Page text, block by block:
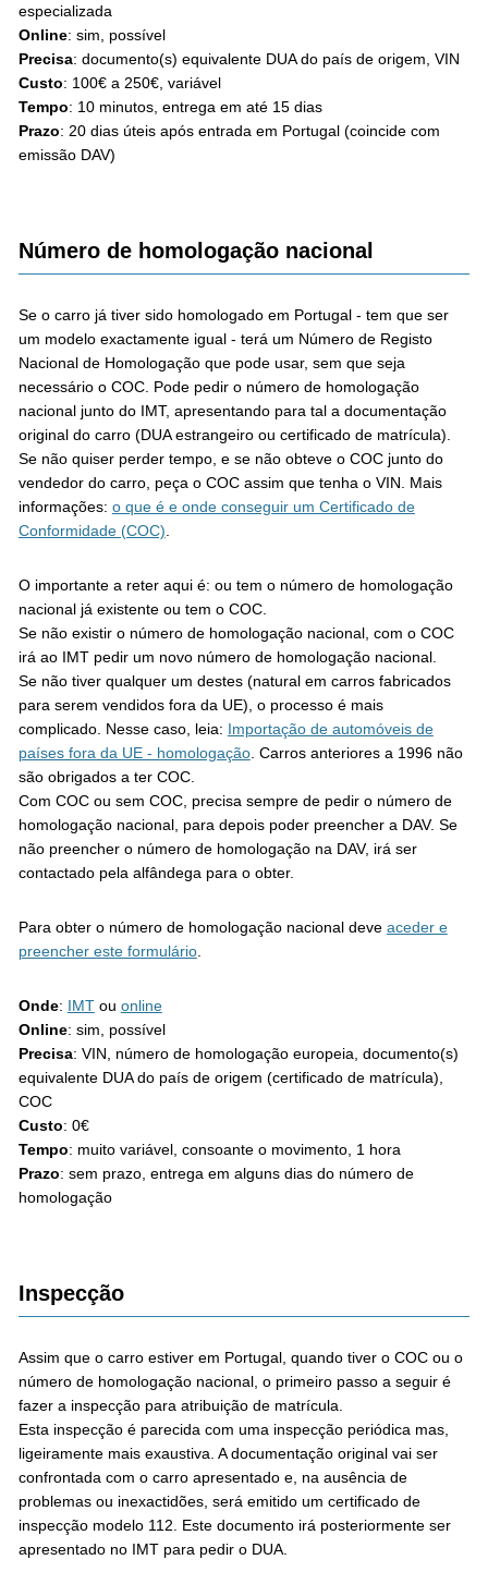
especializada
Online: sim, possível
Precisa: documento(s) equivalente DUA do país de origem, VIN
Custo: 100€ a 250€, variável
Tempo: 10 minutos, entrega em até 15 dias
Prazo: 20 dias úteis após entrada em Portugal (coincide com
emissão DAV)
Número de homologação nacional
Se o carro já tiver sido homologado em Portugal - tem que ser
um modelo exactamente igual - terá um Número de Registo
Nacional de Homologação que pode usar, sem que seja
necessário o COC. Pode pedir o número de homologação
nacional junto do IMT, apresentando para tal a documentação
original do carro (DUA estrangeiro ou certificado de matrícula).
Se não quiser perder tempo, e se não obteve o COC junto do
vendedor do carro, peça o COC assim que tenha o VIN. Mais
informações: o que é e onde conseguir um Certificado de
Conformidade (COC)
O importante a reter aqui é: ou tem o número de homologação
nacional já existente ou tem o COC.
Se não existir o número de homologação nacional, com o COC
irá ao IMT pedir um novo número de homologação nacional.
Se não tiver qualquer um destes (natural em carros fabricados
para serem vendidos fora da UE), o processo é mais
complicado. Nesse caso, leia: Importação de automóveis de
países fora da UE - homologação. Carros anteriores a 1996 não
são obrigados a ter COC.
Com COC ou sem COC, precisa sempre de pedir o número de
homologação nacional, para depois poder preencher a DAV. Se
não preencher o número de homologação na DAV, irá ser
contactado pela alfândega para o obter.
Para obter o número de homologação nacional deve aceder e
preencher este formulário.
Onde: IMTou online
Online: sim, possível
Precisa: VIN, número de homologação europeia, documento(s)
equivalente DUA do país de origem (certificado de matrícula),
COC
Custo: 0€
Tempo: muito variável, consoante o movimento, 1 hora
Prazo: sem prazo, entrega em alguns dias do número de
homologação
Inspecção
Assim que o carro estiver em Portugal, quando tiver o COC ou o
número de homologação nacional, o primeiro passo a seguir é
fazer a inspecção para atribuição de matrícula.
Esta inspecção é parecida com uma inspecção periódica mas,
ligeiramente mais exaustiva. A documentação original vai ser
confrontada com o carro apresentado e, na ausência de
problemas ou inexactidões, será emitido um certificado de
inspecção modelo 112. Este documento irá posteriormente ser
apresentado no IMT para pedir o DUA.